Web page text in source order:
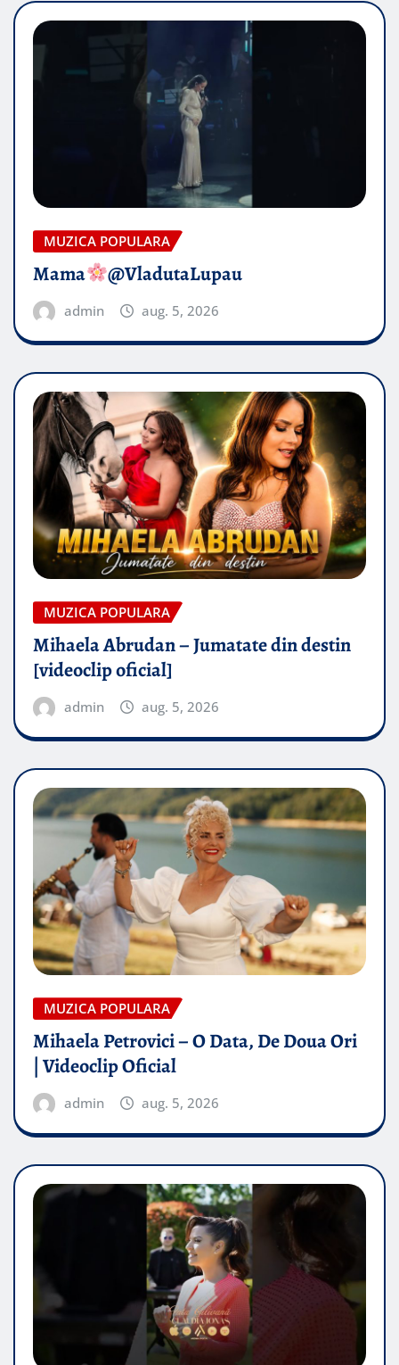
MUZICA POPULARA
Mama @VladutaLupau
admin aug. 5, 2026
MUZICA POPULARA
Mihaela Abrudan – Jumatate din destin
[videoclip oficial]
admin aug. 5, 2026
MUZICA POPULARA
Mihaela Petrovici – O Data, De Doua Ori
| Videoclip Oficial
admin aug. 5, 2026